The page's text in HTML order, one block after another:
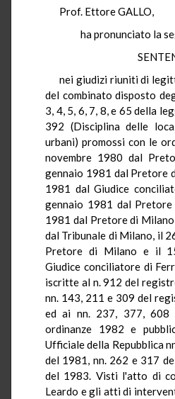
Prof. Ettore GALLO,
ha pronunciato la
nei giudizi riuniti di
del combinato disposto
3, 4, 5, 6, 7, 8, e 65 della
392 (Disciplina delle
urbani) promossi con le
novembre 1980 dal
gennaio 1981 dal Pretore
1981 dal Giudice
gennaio 1981 dal
1981 dal Pretore di
dal Tribunale di Milano, il
Pretore di Milano e il
Giudice conciliatore di
iscritte al n. 912 del
nn. 143, 211 e 309 del
ed ai nn. 237, 377,
ordinanze 1982 e
Ufficiale della Repubblica
del 1981, nn. 262 e 317
del 1983. Visti l'atto di
Leardo e gli atti di